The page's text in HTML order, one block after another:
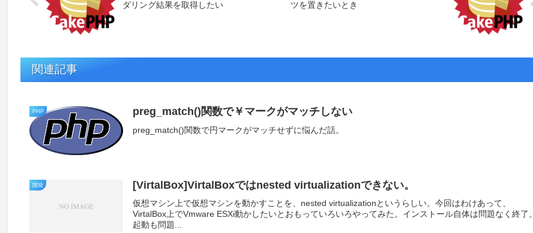
ダリング結果を取得したい
ツを置きたいとき
関連記事
PHP preg_match()関数で￥マークがマッチしない
preg_match()関数で円マークがマッチせずに悩んだ話。
開発 [VirtalBox]VirtalBoxではnested virtualizationできない。
仮想マシン上で仮想マシンを動かすことを、nested virtualizationというらしい。今回はわけあって、
VirtalBox上でVmware ESXi動かしたいとおもっていろいろやってみた。インストール自体は問題なく終了。
起動も問題...